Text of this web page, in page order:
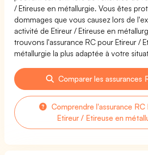
/ Etireuse en métallurgie. Vous êtes
dommages que vous causez lors de
activité de Etireur / Etireuse en
trouvons l'assurance RC pour Etireur /
métallurgie la plus adaptée à votre
Comparer les assurances
Comprendre l'assurance RC
Etireur / Etireuse en